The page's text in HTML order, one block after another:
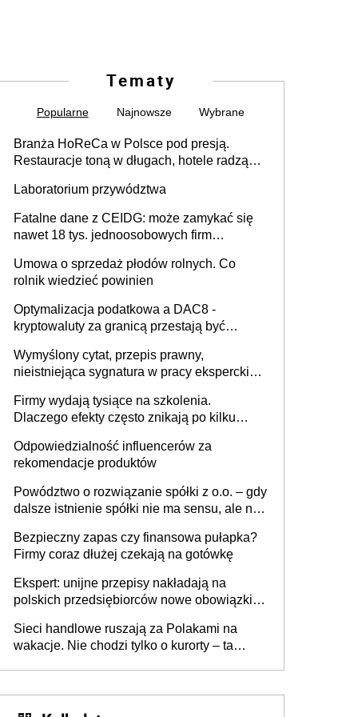
Tematy
Popularne Najnowsze Wybrane
Branża HoReCa w Polsce pod presją.
Restauracje toną w długach, hotele radzą
Laboratorium przywództwa
Fatalne dane z CEIDG: może zamykać się
nawet 18 tys. jednoosobowych firm
Umowa o sprzedaż płodów rolnych. Co
rolnik wiedzieć powinien
Optymalizacja podatkowa a DAC8 -
kryptowaluty za granicą przestają być
Wymyślony cytat, przepis prawny,
nieistniejąca sygnatura w pracy eksperckiej -
firmie
Firmy wydają tysiące na szkolenia.
Dlaczego efekty często znikają po kilku
Odpowiedzialność influencerów za
rekomendacje produktów
Powództwo o rozwiązanie spółki z o.o. – gdy
dalsze istnienie spółki nie ma sensu, ale nie
Bezpieczny zapas czy finansowa pułapka?
Firmy coraz dłużej czekają na gotówkę
Ekspert: unijne przepisy nakładają na
polskich przedsiębiorców nowe obowiązki w
Sieci handlowe ruszają za Polakami na
wakacje. Nie chodzi tylko o kurorty – ta